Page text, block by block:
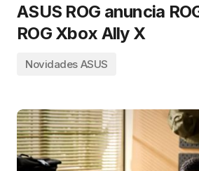
ASUS ROG anuncia
ROG Xbox Ally X
Novidades ASUS